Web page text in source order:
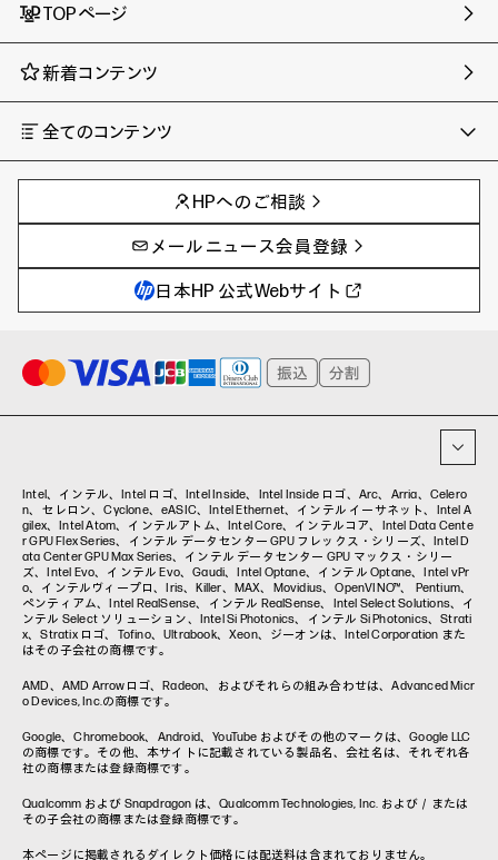
TOPページ
新着コンテンツ
全てのコンテンツ
AIの進化と活用事例
製品トレンド & レビュー
サイバーセキュリティ
教育とテクノロジー
ハイブリッドワーク
プリンター
事例
イベントレポート
AI PC
AIワークステーション
Poly
WXP（DEXツール）
タグ一覧
HPへのご相談
メールニュース会員登録
日本HP 公式Webサイト
Intel、インテル、Intel ロゴ、Intel Inside、Intel Inside ロゴ、Arc、Arria、Celero
n、セレロン、Cyclone、eASIC、Intel Ethernet、インテル イーサネット、Intel A
gilex、Intel Atom、インテルアトム、Intel Core、インテルコア、Intel Data Cente
r GPU Flex Series、インテル データセンター GPU フレックス・シリーズ、Intel D
ata Center GPU Max Series、インテル データセンター GPU マックス・シリー
ズ、Intel Evo、インテル Evo、Gaudi、Intel Optane、インテル Optane、Intel vPr
o、インテルヴィープロ、Iris、Killer、MAX、Movidius、OpenVINO™、 Pentium、
ペンティアム、Intel RealSense、インテル RealSense、Intel Select Solutions、イ
ンテル Select ソリューション、Intel Si Photonics、インテル Si Photonics、Strati
x、Stratix ロゴ、Tofino、Ultrabook、Xeon、ジーオンは、Intel Corporation また
はその子会社の商標です。
AMD、AMD Arrowロゴ、Radeon、およびそれらの組み合わせは、Advanced Micr
o Devices, Inc.の商標です。
Google、Chromebook、Android、YouTube およびその他のマークは、Google LLC
の商標です。その他、本サイトに記載されている製品名、会社名は、それぞれ各
社の商標または登録商標です。
Qualcomm および Snapdragon は、Qualcomm Technologies, Inc. および／または
その子会社の商標または登録商標です。
本ページに掲載されるダイレクト価格には配送料は含まれておりません。